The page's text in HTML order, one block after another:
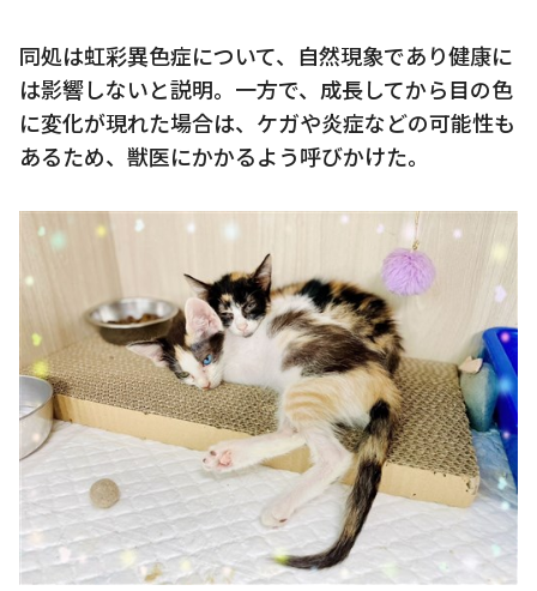
同処は虹彩異色症について、自然現象であり健康に
は影響しないと説明。一方で、成長してから目の色
に変化が現れた場合は、ケガや炎症などの可能性も
あるため、獣医にかかるよう呼びかけた。